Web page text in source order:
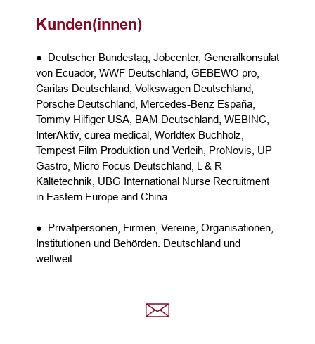
Kunden(innen)
● Deutscher Bundestag, Jobcenter, Generalkonsulat
von Ecuador, WWF Deutschland, GEBEWO pro,
Caritas Deutschland, Volkswagen Deutschland,
Porsche Deutschland, Mercedes-Benz España,
Tommy Hilfiger USA, BAM Deutschland, WEBINC,
InterAktiv, curea medical, Worldtex Buchholz,
Tempest Film Produktion und Verleih, ProNovis, UP
Gastro, Micro Focus Deutschland, L & R
Kältetechnik, UBG International Nurse Recruitment
in Eastern Europe and China.
● Privatpersonen, Firmen, Vereine, Organisationen,
Institutionen und Behörden. Deutschland und
weltweit.